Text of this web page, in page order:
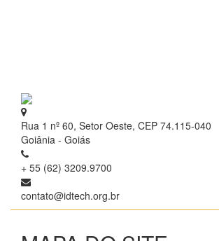
Rua 1 nº 60, Setor Oeste, CEP 74.115-040
Goiânia - Goiás
+ 55 (62) 3209.9700
contato@idtech.org.br